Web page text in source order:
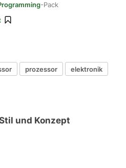
-Pack
prozessor
elektronik
und Konzept